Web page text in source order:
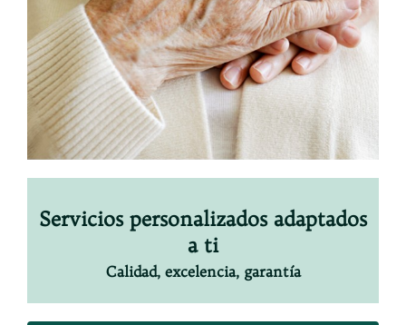
Servicios personalizados adaptados
a ti
Calidad, excelencia, garantía